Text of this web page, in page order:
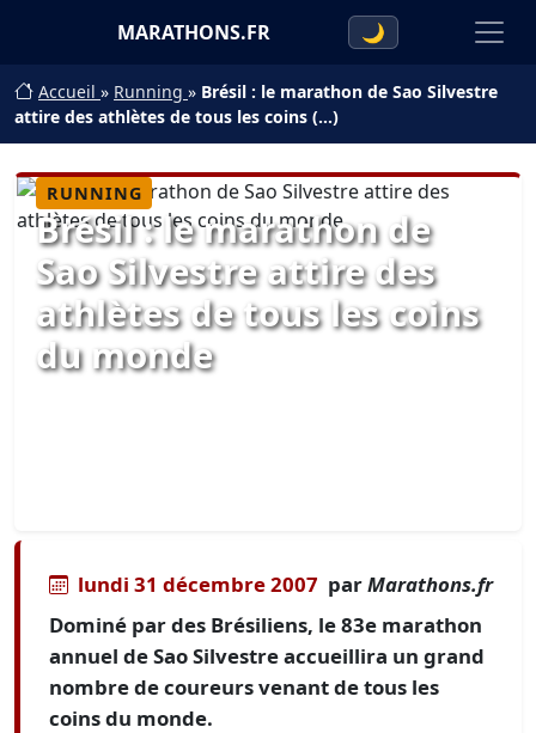
MARATHONS.FR 🌙
Accueil » Running » Brésil : le marathon de Sao Silvestre
attire des athlètes de tous les coins (…)
RUNNING
Brésil : le marathon de
Sao Silvestre attire des
athlètes de tous les coins
du monde
lundi 31 décembre 2007 parMarathons.fr
Dominé par des Brésiliens, le 83e marathon
annuel de Sao Silvestre accueillira un grand
nombre de coureurs venant de tous les
coins du monde.